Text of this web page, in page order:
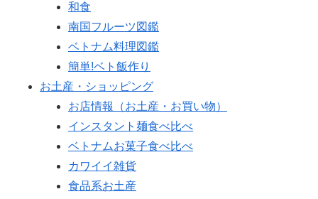
和食
南国フルーツ図鑑
ベトナム料理図鑑
簡単!ベト飯作り
お土産・ショッピング
お店情報（お土産・お買い物）
インスタント麺食べ比べ
ベトナムお菓子食べ比べ
カワイイ雑貨
食品系お土産